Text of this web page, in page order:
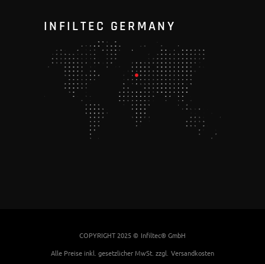
INFILTEC GERMANY
COPYRIGHT 2025 © Infiltec® GmbH
Alle Preise inkl. gesetzlicher MwSt. zzgl. Versandkosten